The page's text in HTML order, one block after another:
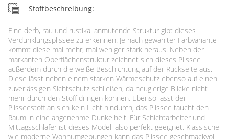
Stoffbeschreibung:
Eine derb, rau und rustikal anmutende Struktur gibt dieses
Verdunklungsplissee zu erkennen. Je nach gewählter Farbvariante
kommt diese mal mehr, mal weniger stark heraus. Neben der
markanten Oberflächenstruktur zeichnet sich dieses Plissee
außerdem durch die weiße Beschichtung auf der Rückseite aus.
Diese lässt neben einem starken Wärmeschutz ebenso auf einen
zuverlässigen Sichtschutz schließen, da neugierige Blicke nicht
mehr durch den Stoff dringen können. Ebenso lässt der
Plisseestoff an sich kein Licht hindurch, das Plissee taucht den
Raum in eine angenehme Dunkelheit. Für Schichtarbeiter und
Mittagsschläfer ist dieses Modell also perfekt geeignet. Klassische
wie moderne Wohnumgebungen kann das Plissee geschmackvoll